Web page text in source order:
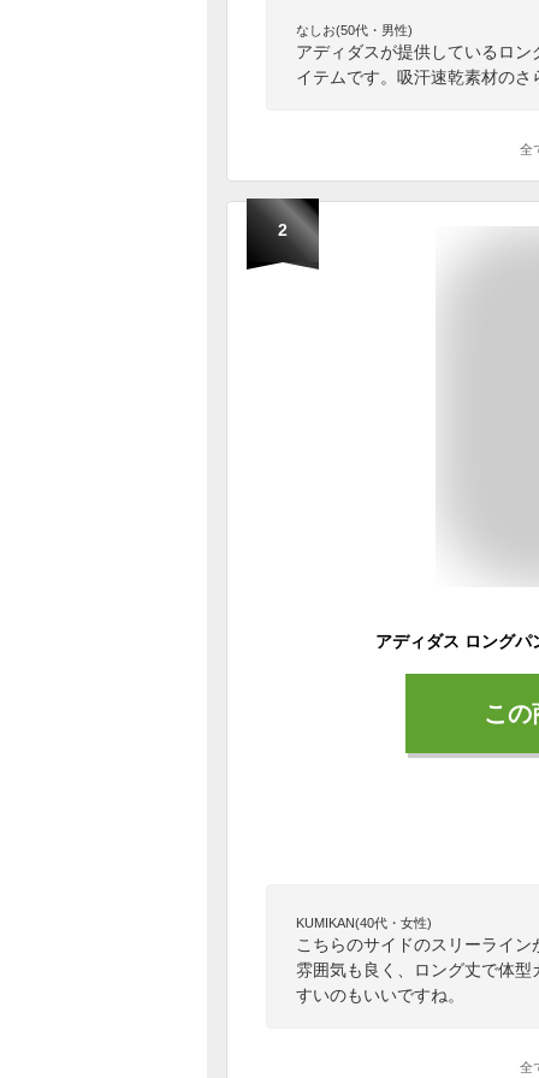
なしお(50代・男性)
アディダスが提供しているロ
イテムです。吸汗速乾素材の
全
2
こ
KUMIKAN(40代・女性)
こちらのサイドのスリーライ
雰囲気も良く、ロング丈で体
すいのもいいですね。
全